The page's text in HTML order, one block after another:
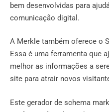
bem desenvolvidas para
comunicação digital.
A Merkle também oferece o
Essa é uma ferramenta que
melhor as informações a
site para atrair novos
Este gerador de schema